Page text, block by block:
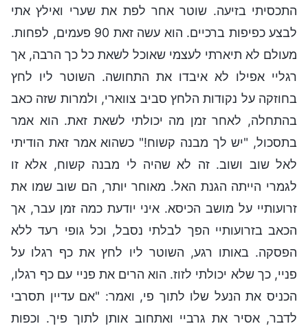
התכסיתי בזיעה. שוטר אחר לפת את שערי ואילץ אתי
לבצע כפיפות ברכיים. הוא עשה זאת 90 פעמים, לפחות.
מעולם לא תיארתי לעצמי שאוכל לשאת כל כך הרבה, אך
רגליי אפילו לא איבדו את התחושה. השוטר ליו לחץ
בחוזקה על נקודות הלחץ סביב צווארי, ולמרות שזה כאב
בהתחלה, לאחר זמן מה יכולתי לשאת זאת. הוא אמר
בתסכול, "יש לך מבנה קשוח!" כשהוא אמר זאת הודיתי
לאל שוב ושוב. זה לא שהיה לי מבנה קשוח, אלא זו
לגמרי הייתה הגנת האל. מאוחר יותר, הם שוב שמו את
זרועותיי על מושב הכיסא. איני יודעת כמה זמן עבר, אך
הכאב בזרועותיי הפך לבלתי נסבל, וכל גופי רעד ללא
הפסקה. באותו רגע, השוטר ליו לחץ את כף רגלו על
פניי, כך שלא יכולתי לזוז. הוא הרים את פניי עם כף רגלו,
הכניס את הנעל שלו לתוך פי, ואמר: "אם עדיין תסרבי
לדבר, אסיר את גרביי ואתחוב אותן לתוך פיך. וכפות